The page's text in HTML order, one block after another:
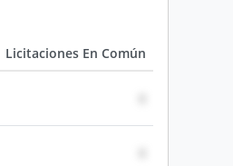
Licitaciones En Común